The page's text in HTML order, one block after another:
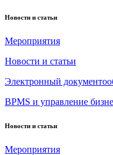
Новости и статьи
Мероприятия
Новости и статьи
Электронный
BPMS и управление
Новости и статьи
Мероприятия